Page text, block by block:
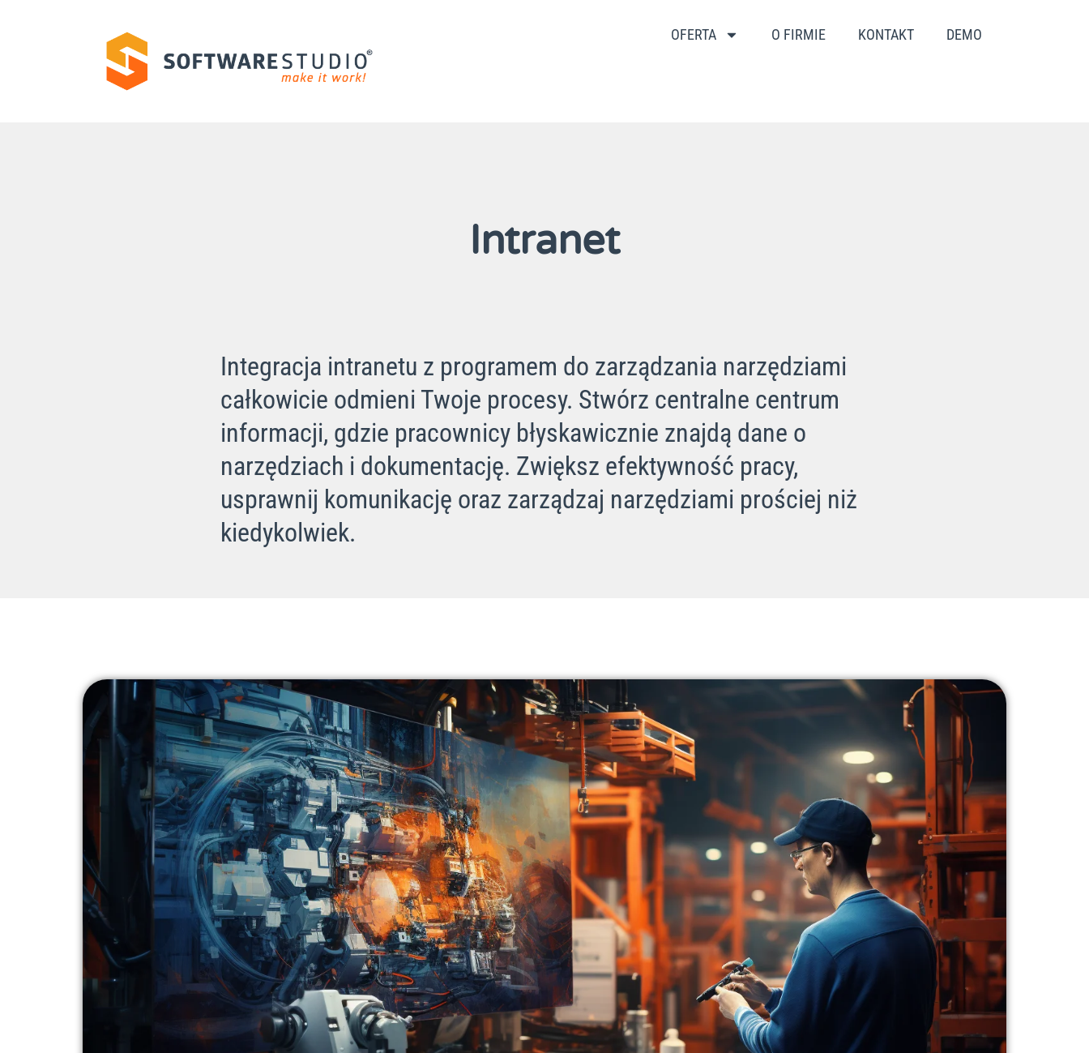
OFERTA O FIRMIE KONTAKT DEMO
Intranet
Integracja intranetu z programem do zarządzania narzędziami
całkowicie odmieni Twoje procesy. Stwórz centralne centrum
informacji, gdzie pracownicy błyskawicznie znajdą dane o
narzędziach i dokumentację. Zwiększ efektywność pracy,
usprawnij komunikację oraz zarządzaj narzędziami prościej niż
kiedykolwiek.